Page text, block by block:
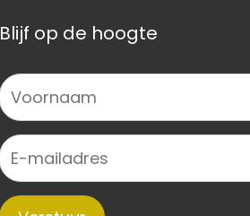
Blijf op de hoogte